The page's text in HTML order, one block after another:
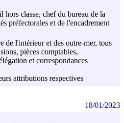
hors classe, chef du bureau de la
préfectorales et de l'encadrement
de l'intérieur et des outre-mer, tous
pièces comptables,
et correspondances
attributions respectives
18/01/2023